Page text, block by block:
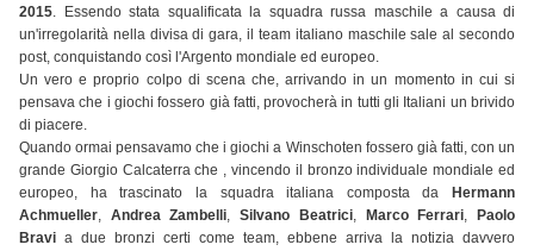
2015. Essendo stata squalificata la squadra russa maschile a causa di
un'irregolarità nella divisa di gara, il team italiano maschile sale al secondo
post, conquistando così l'Argento mondiale ed europeo.
Un vero e proprio colpo di scena che, arrivando in un momento in cui si
pensava che i giochi fossero già fatti, provocherà in tutti gli Italiani un brivido
di piacere.
Quando ormai pensavamo che i giochi a Winschoten fossero già fatti, con un
grande Giorgio Calcaterra che , vincendo il bronzo individuale mondiale ed
europeo, ha trascinato la squadra italiana composta da
Hermann
Achmueller, Andrea Zambelli,Silvano Beatrici, Marco Ferrari,
Paolo
Bravi a due bronzi certi come team, ebbene arriva la notizia davvero